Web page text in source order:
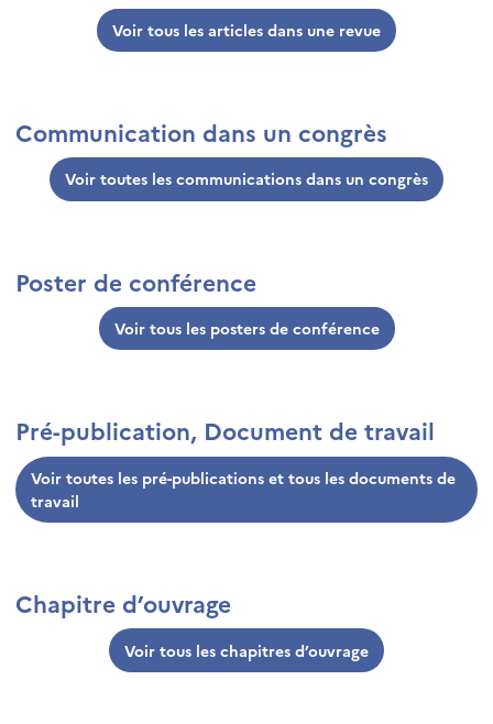
Voir tous les articles dans une revue
Communication dans un congrès
Voir toutes les communications dans un congrès
Poster de conférence
Voir tous les posters de conférence
Pré-publication, Document de travail
Voir toutes les pré-publications et tous les documents de
travail
Chapitre d’ouvrage
Voir tous les chapitres d’ouvrage